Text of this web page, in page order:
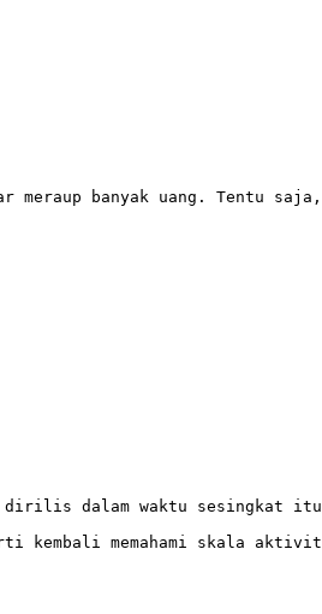
meraup banyak uang. Tentu
dirilis dalam waktu sesingkat
kembali memahami skala